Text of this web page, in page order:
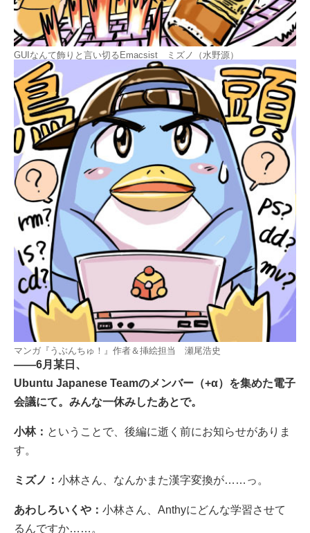
GUIなんて飾りと言い切るEmacsist ミズノ（水野源）
マンガ『うぶんちゅ！』作者＆挿絵担当 瀬尾浩史
――6月某日、
Ubuntu Japanese Teamのメンバー（+α）を集めた電子
会議にて。みんな一休みしたあとで。
小林： ということで、後編に逝く前にお知らせがありま
す。
ミズノ： 小林さん、なんかまた漢字変換が……っ。
あわしろいくや： 小林さん、Anthyにどんな学習させて
るんですか……。